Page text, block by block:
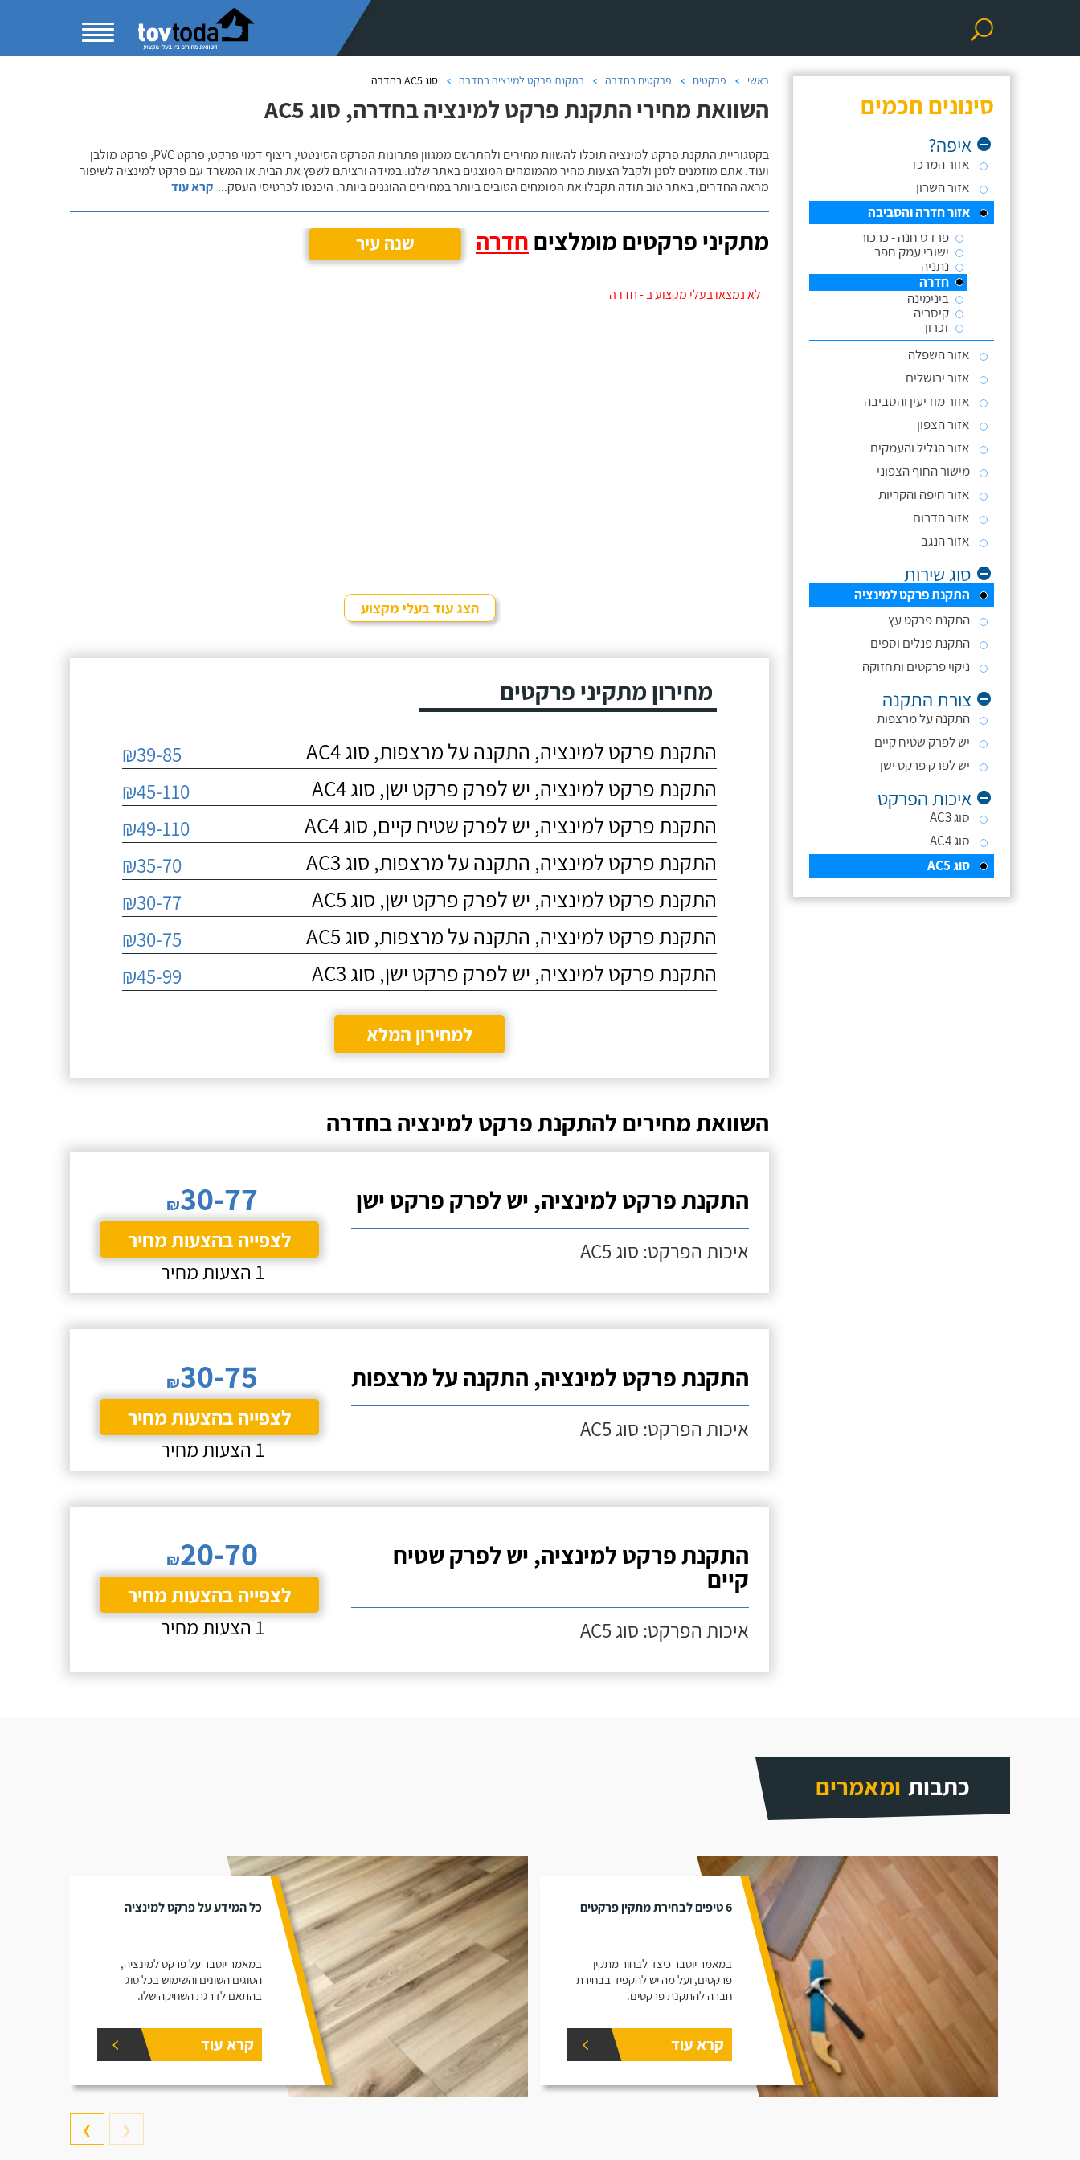
סינונים חכמים
איפה?
אזור המרכז
אזור השרון
אזור חדרה והסביבה
פרדס חנה - כרכור
ישובי עמק חפר
נתניה
חדרה
בינימינה
קיסריה
זכרון
אזור השפלה
אזור ירושלים
אזור מודיעין והסביבה
אזור הצפון
אזור הגליל והעמקים
מישור החוף הצפוני
אזור חיפה והקריות
אזור הדרום
אזור הנגב
סוג שירות
התקנת פרקט למינציה
התקנת פרקט עץ
התקנת פנלים וספים
ניקוי פרקטים ותחזוקה
צורת התקנה
התקנה על מרצפות
יש לפרק שטיח קיים
יש לפרק פרקט ישן
איכות הפרקט
סוג AC3
סוג AC4
סוג AC5
ראשי פרקטים פרקטים בחדרה התקנת פרקט למינציה בחדרה סוג AC5 בחדרה
השוואת מחירי התקנת פרקט למינציה בחדרה, סוג AC5
בקטגוריית התקנת פרקט למינציה תוכלו להשוות מחירים ולהתרשם ממגוון פתרונות הפרקט הסינטטי, ריצוף דמוי פרקט, פרקט PVC, פרקט מולבן
ועוד. אתם מוזמנים לסנן ולקבל הצעות מחיר מהמומחים המוצגים באתר שלנו. במידה ורציתם לשפץ את הבית או המשרד עם פרקט למינציה לשיפור
מראה החדרים, באתר טוב תודה תקבלו את המומחים הטובים ביותר במחירים ההוגנים ביותר. היכנסו לכרטיסי העסק... קרא עוד
מתקיני פרקטים מומלצים חדרה שנה עיר
לא נמצאו בעלי מקצוע ב - חדרה
הצג עוד בעלי מקצוע
מחירון מתקיני פרקטים
התקנת פרקט למינציה, התקנה על מרצפות, סוג AC4 ₪39-85
התקנת פרקט למינציה, יש לפרק פרקט ישן, סוג AC4 ₪45-110
התקנת פרקט למינציה, יש לפרק שטיח קיים, סוג AC4 ₪49-110
התקנת פרקט למינציה, התקנה על מרצפות, סוג AC3 ₪35-70
התקנת פרקט למינציה, יש לפרק פרקט ישן, סוג AC5 ₪30-77
התקנת פרקט למינציה, התקנה על מרצפות, סוג AC5 ₪30-75
התקנת פרקט למינציה, יש לפרק פרקט ישן, סוג AC3 ₪45-99
למחירון המלא
השוואת מחירים להתקנת פרקט למינציה בחדרה
התקנת פרקט למינציה, יש לפרק פרקט ישן
איכות הפרקט: סוג AC5
₪30-77
לצפייה בהצעות מחיר
1 הצעות מחיר
התקנת פרקט למינציה, התקנה על מרצפות
איכות הפרקט: סוג AC5
₪30-75
לצפייה בהצעות מחיר
1 הצעות מחיר
התקנת פרקט למינציה, יש לפרק שטיח
קיים
איכות הפרקט: סוג AC5
₪20-70
לצפייה בהצעות מחיר
1 הצעות מחיר
כתבות ומאמרים
6 טיפים לבחירת מתקין פרקטים
במאמר יוסבר כיצד לבחור מתקין
פרקטים, ועל מה יש להקפיד בבחירת
חברה להתקנת פרקטים.
קרא עוד
כל המידע על פרקט למינציה
במאמר יוסבר על פרקט למינציה,
הסוגים השונים והשימוש בכל סוג
בהתאם לדרגת השחיקה שלו.
קרא עוד
❮
❯